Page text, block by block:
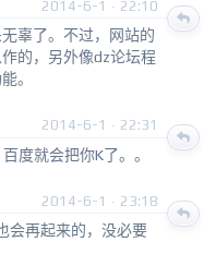
2014-6-1 · 22:10
辜了。不过，网站的
的，另外像dz论坛程
。
2014-6-1 · 22:31
度就会把你K了。。
2014-6-1 · 23:18
会再起来的，没必要